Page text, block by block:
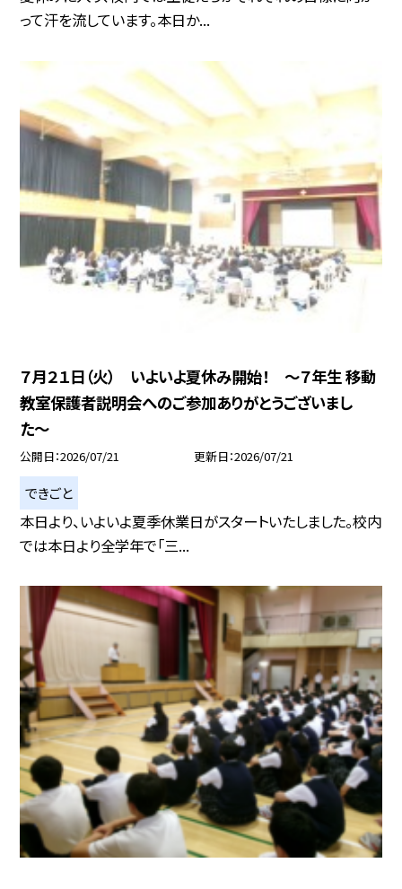
って汗を流しています。本日か...
７月２１日（火） いよいよ夏休み開始！ 〜７年生 移動
教室保護者説明会へのご参加ありがとうございまし
た〜
公開日 2026/07/21 更新日 2026/07/21
できごと
本日より、いよいよ夏季休業日がスタートいたしました。校内
では本日より全学年で「三...